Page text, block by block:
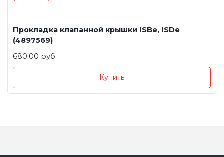
Прокладка клапанной крышки ISBe, ISDe
(4897569)
680.00 руб.
Купить